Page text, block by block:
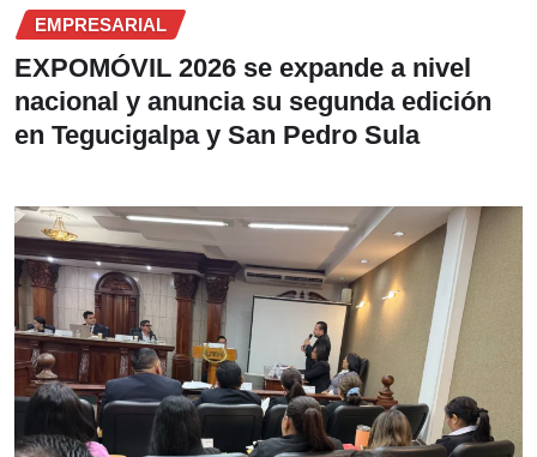
EMPRESARIAL
EXPOMÓVIL 2026 se expande a nivel
nacional y anuncia su segunda edición
en Tegucigalpa y San Pedro Sula